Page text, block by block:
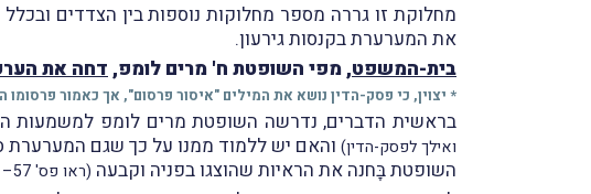
את המערערת בקנסות גירעון.
בית-המשפט, מפי השופטת ח' מרים לומפ, דחה את
* יצוין, כי פסק-הדין נושא את המילים "איסור פרסום", אך כאמור פרסומו הותר ביום
בראשית הדברים, נדרשה השופטת מרים לומפ למשמעות
ואילך לפסק-הדין) והאם יש ללמוד ממנו על כך שגם
השופטת בָּחנה את הראיות שהוצגו בפניה וקבעה (ראו פס' 57–61 לפסק-הדין)